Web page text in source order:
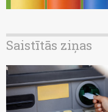
Saistītās ziņas